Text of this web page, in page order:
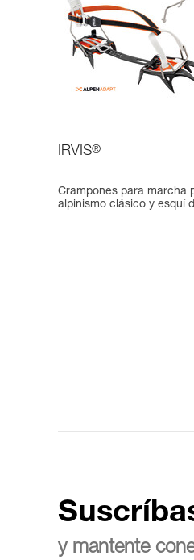
IRVIS®
Crampones para marcha
alpinismo clásico y esquí
y mantente